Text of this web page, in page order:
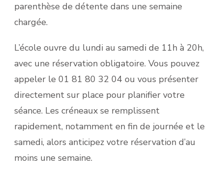
parenthèse de détente dans une semaine
chargée.
L’école ouvre du lundi au samedi de 11h à 20h,
avec une réservation obligatoire. Vous pouvez
appeler le 01 81 80 32 04 ou vous présenter
directement sur place pour planifier votre
séance. Les créneaux se remplissent
rapidement, notamment en fin de journée et le
samedi, alors anticipez votre réservation d’au
moins une semaine.